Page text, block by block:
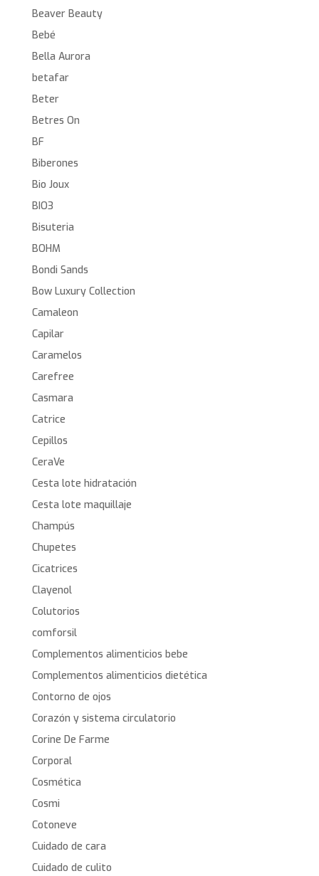
Beaver Beauty
Bebé
Bella Aurora
betafar
Beter
Betres On
BF
Biberones
Bio Joux
BIO3
Bisuteria
BOHM
Bondi Sands
Bow Luxury Collection
Camaleon
Capilar
Caramelos
Carefree
Casmara
Catrice
Cepillos
CeraVe
Cesta lote hidratación
Cesta lote maquillaje
Champús
Chupetes
Cicatrices
Clayenol
Colutorios
comforsil
Complementos alimenticios bebe
Complementos alimenticios dietética
Contorno de ojos
Corazón y sistema circulatorio
Corine De Farme
Corporal
Cosmética
Cosmi
Cotoneve
Cuidado de cara
Cuidado de culito